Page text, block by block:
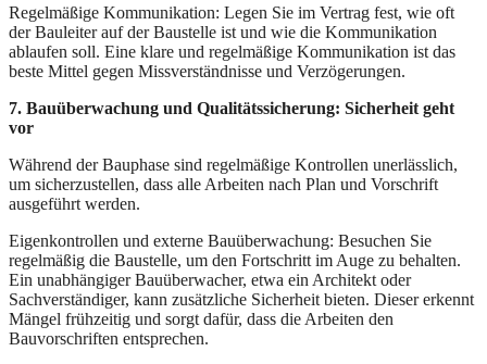
Regelmäßige Kommunikation: Legen Sie im Vertrag fest, wie oft
der Bauleiter auf der Baustelle ist und wie die Kommunikation
ablaufen soll. Eine klare und regelmäßige Kommunikation ist das
beste Mittel gegen Missverständnisse und Verzögerungen.
7. Bauüberwachung und Qualitätssicherung: Sicherheit geht
vor
Während der Bauphase sind regelmäßige Kontrollen unerlässlich,
um sicherzustellen, dass alle Arbeiten nach Plan und Vorschrift
ausgeführt werden.
Eigenkontrollen und externe Bauüberwachung: Besuchen Sie
regelmäßig die Baustelle, um den Fortschritt im Auge zu behalten.
Ein unabhängiger Bauüberwacher, etwa ein Architekt oder
Sachverständiger, kann zusätzliche Sicherheit bieten. Dieser erkennt
Mängel frühzeitig und sorgt dafür, dass die Arbeiten den
Bauvorschriften entsprechen.